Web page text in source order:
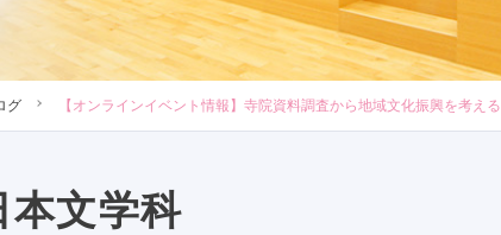
グ 【オンラインイベント情報】寺院資料調査から地域文化振興を考える
本文学科